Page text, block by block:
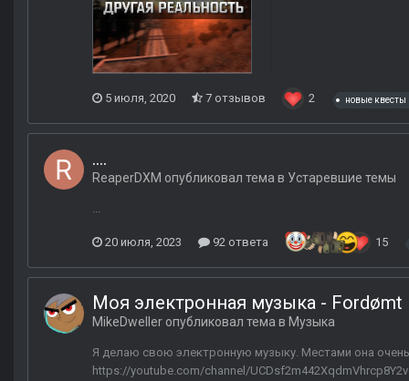
5 июля, 2020 7 отзывов 2 новые квесты
....
ReaperDXM опубликовал тема в Устаревшие темы
...
20 июля, 2023 92 ответа 15
Моя электронная музыка - Fordømt
MikeDweller опубликовал тема в Музыка
Я делаю свою электронную музыку. Местами она
https://youtube.com/channel/